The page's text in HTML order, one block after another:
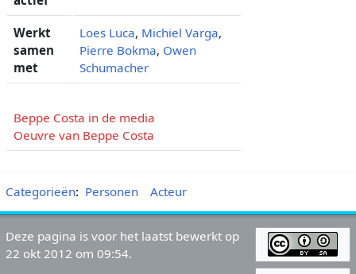
Werkt
samen
met
Loes Luca, Michiel Varga,
Pierre Bokma, Owen
Schumacher
Beppe Costa in de media
Oeuvre van Beppe Costa
Categorieën: Personen Acteur
Deze pagina is voor het laatst bewerkt op
22 okt 2012 om 09:54.